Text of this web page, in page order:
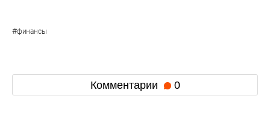
#финансы
Комментарии 0